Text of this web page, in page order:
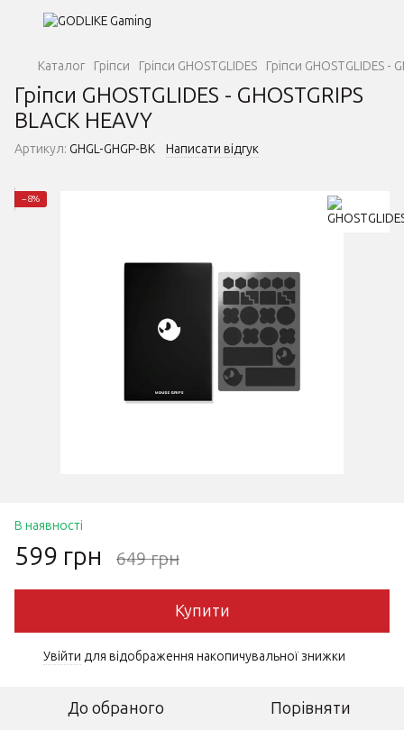
Каталог Гріпси Гріпси GHOSTGLIDES Гріпси GHOSTGLIDES -
Гріпси GHOSTGLIDES - GHOSTGRIPS
BLACK HEAVY
Артикул: GHGL-GHGP-BK Написати відгук
−8%
В наявності
599 грн 649 грн
Купити
Увійти для відображення накопичувальної знижки
До обраного Порівняти